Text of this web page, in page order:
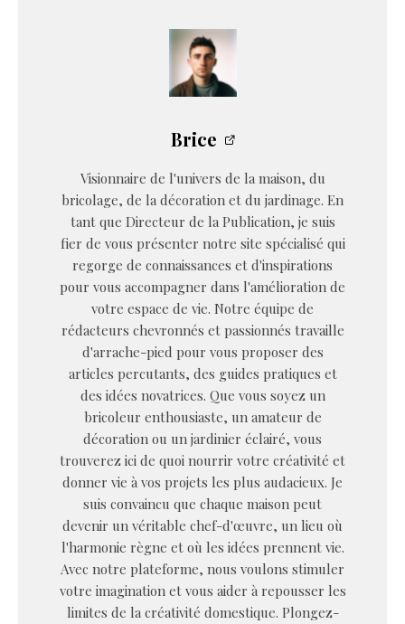
Brice
Visionnaire de l'univers de la maison, du
bricolage, de la décoration et du jardinage. En
tant que Directeur de la Publication, je suis
fier de vous présenter notre site spécialisé qui
regorge de connaissances et d'inspirations
pour vous accompagner dans l'amélioration de
votre espace de vie. Notre équipe de
rédacteurs chevronnés et passionnés travaille
d'arrache-pied pour vous proposer des
articles percutants, des guides pratiques et
des idées novatrices. Que vous soyez un
bricoleur enthousiaste, un amateur de
décoration ou un jardinier éclairé, vous
trouverez ici de quoi nourrir votre créativité et
donner vie à vos projets les plus audacieux. Je
suis convaincu que chaque maison peut
devenir un véritable chef-d'œuvre, un lieu où
l'harmonie règne et où les idées prennent vie.
Avec notre plateforme, nous voulons stimuler
votre imagination et vous aider à repousser les
limites de la créativité domestique. Plongez-